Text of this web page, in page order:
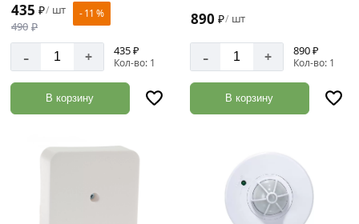
435 ₽/ шт
490 ₽
- 11 %
- + 435 ₽
Кол-во: 1
В корзину
890 ₽/ шт
- + 890 ₽
Кол-во: 1
В корзину